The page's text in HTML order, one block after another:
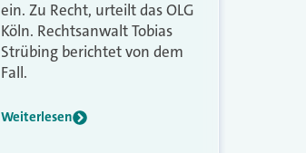
ein. Zu Recht, urteilt das OLG
Köln. Rechtsanwalt Tobias
Strübing berichtet von dem
Fall.
Weiterlesen